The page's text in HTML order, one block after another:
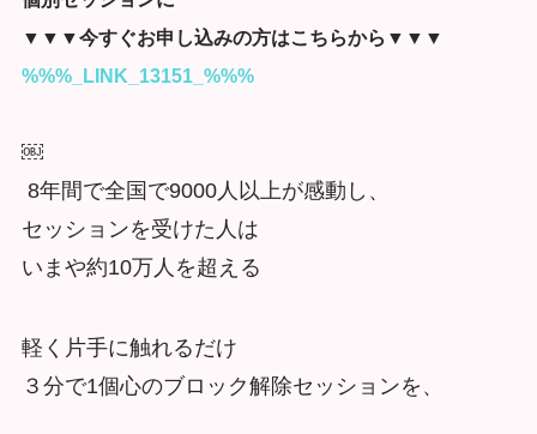
▼▼▼今すぐお申し込みの方はこちらから▼▼▼
%%%_LINK_13151_%%%
￼
8年間で全国で9000人以上が感動し、
セッションを受けた人は
いまや約10万人を超える
軽く片手に触れるだけ
３分で1個心のブロック解除セッションを、